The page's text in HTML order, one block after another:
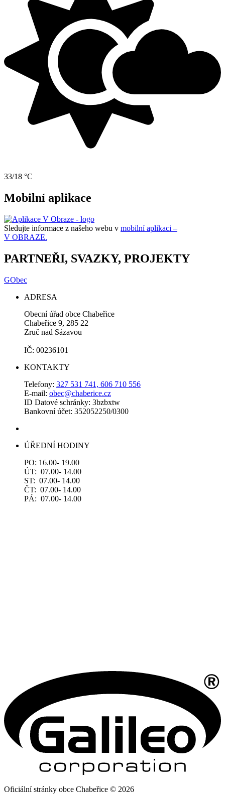
33/18 °C
Mobilní aplikace
Sledujte informace z našeho webu v mobilní aplikaci –
V OBRAZE.
PARTNEŘI, SVAZKY, PROJEKTY
GObec
ADRESA
Obecní úřad obce Chabeřice
Chabeřice 9, 285 22
Zruč nad Sázavou
IČ: 00236101
KONTAKTY
Telefony: 327 531 741, 606 710 556
E-mail: obec@chaberice.cz
ID Datové schránky: 3bzbxtw
Bankovní účet: 352052250/0300
ÚŘEDNÍ HODINY
PO: 16.00- 19.00
ÚT: 07.00- 14.00
ST: 07.00- 14.00
ČT: 07.00- 14.00
PÁ: 07.00- 14.00
Oficiální stránky obce Chabeřice © 2026